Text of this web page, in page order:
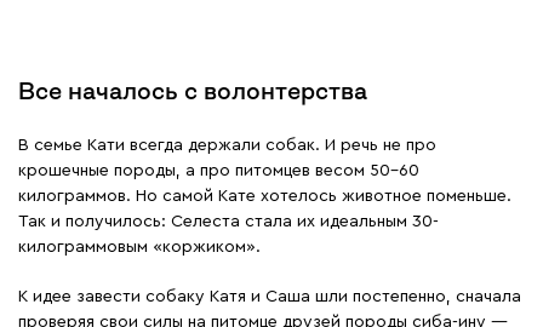
Все началось с волонтерства
В семье Кати всегда держали собак. И речь не про
крошечные породы, а про питомцев весом 50–60
килограммов. Но самой Кате хотелось животное поменьше.
Так и получилось: Селеста стала их идеальным 30-
килограммовым «коржиком».
К идее завести собаку Катя и Саша шли постепенно, сначала
проверяя свои силы на питомце друзей породы сиба-ину —